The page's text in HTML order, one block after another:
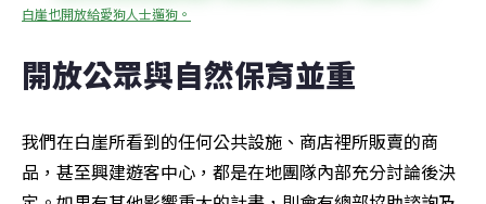
白崖也開放給愛狗人士遛狗。
開放公眾與自然保育並重
我們在白崖所看到的任何公共設施、商店裡所販賣的商
品，甚至興建遊客中心，都是在地團隊內部充分討論後決